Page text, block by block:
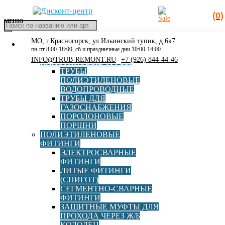
(0)
Поиск
товаров
МЕНЮ
КАТАЛОГ
РАСПРОДАЖА
ПЛАСТИКОВЫЕ ТРУБЫ
ТРУБЫ
ПОЛИЭТИЛЕНОВЫЕ
ВОДОПРОВОДНЫЕ
ТРУБЫ ДЛЯ
ГАЗОСНАБЖЕНИЯ
ПОРОЛОНОВЫЕ
ПОРШНИ
ПОЛИЭТИЛЕНОВЫЕ
ФИТИНГИ
ЭЛЕКТРОСВАРНЫЕ
ФИТИНГИ
ЛИТЫЕ ФИТИНГИ
(СПИГОТ)
СЕГМЕНТНО-СВАРНЫЕ
ФИТИНГИ
ЗАЩИТНЫЕ МУФТЫ ДЛЯ
ПРОХОДА ЧЕРЕЗ Ж/Б
МО, г.Красногорск, ул.Ильинский тупик, д.6к7
пн-пт 8:00-18:00, сб и праздничные дни 10:00-14:00
INFO@TRUB-REMONT.RU +7 (926) 844-44-46
Главная »Водоснабжение
Водоснабжение
AVIS AGRU
EUROSTANDARD
FOX Fittings
Georg Fischer
Elofit
Электросварная заглушка ПЭ100 SDR11 d32 Elofit